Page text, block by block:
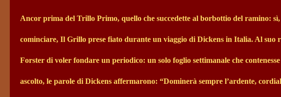
Ancor prima del Trillo Primo, quello che succedette al borbottio del ramino: sì,
cominciare, Il Grillo prese fiato durante un viaggio di Dickens in Italia. Al suo
Forster di voler fondare un periodico: un solo foglio settimanale che
ascolto, le parole di Dickens affermarono: “Dominerà sempre l’ardente,